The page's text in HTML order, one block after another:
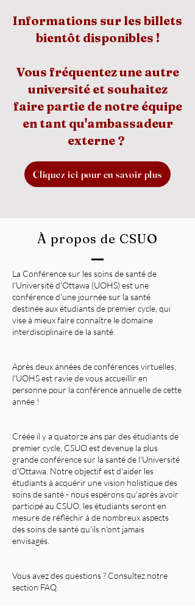
Informations sur les billets
bientôt disponibles !
Vous fréquentez une autre
université et souhaitez
faire partie de notre équipe
en tant qu'ambassadeur
externe ?
Cliquez ici pour en savoir plus
À propos de CSUO
La Conférence sur les soins de santé de
l'Université d'Ottawa (UOHS) est une
conférence d'une journée sur la santé
destinée aux étudiants de premier cycle, qui
vise à mieux faire connaître le domaine
interdisciplinaire de la santé.
Après deux années de conférences virtuelles,
l'UOHS est ravie de vous accueillir en
personne pour la conférence annuelle de cette
année !
Créée il y a quatorze ans par des étudiants de
premier cycle, CSUO est devenue la plus
grande conférence sur la santé de l'Université
d'Ottawa. Notre objectif est d'aider les
étudiants à acquérir une vision holistique des
soins de santé - nous espérons qu'après avoir
participé au CSUO, les étudiants seront en
mesure de réfléchir à de nombreux aspects
des soins de santé qu'ils n'ont jamais
envisagés.
Vous avez des questions ? Consultez notre
section FAQ.